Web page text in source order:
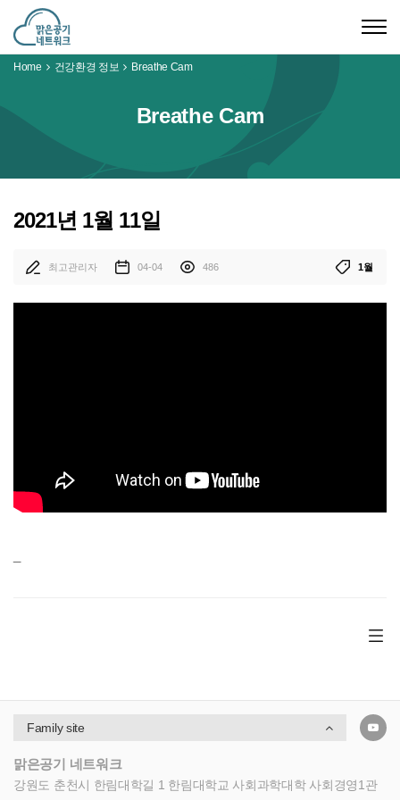
Home 건강환경 정보 Breathe Cam
Breathe Cam
2021년 1월 11일
최고관리자 04-04 486 1월
맑은공기 네트워크
강원도 춘천시 한림대학길 1 한림대학교 사회과학대학 사회경영1관
Family site